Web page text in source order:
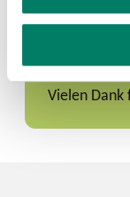
Formular
Vielen